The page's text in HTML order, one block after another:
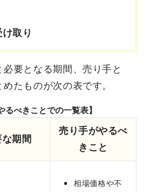
取り
要となる期間、売り手と
たものが次の表です。
るべきことでの一覧表】
な期間
売り手がやるべ
きこと
相場価格や不